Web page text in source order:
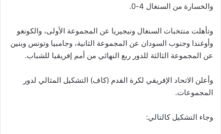
والخسارة من السنغال 4-0.
وتأهلت منتخبات السنغال ونيجيريا عن المجموعة الأولى، والكونغو
وأوغندا وجنوب السودان عن المجموعة الثانية، وجامبيا وتونس وبنين
عن المجموعة الثالثة للدور ربع النهائي من أمم إفريقيا للشباب.
وأعلن الاتحاد الإفريقي لكرة القدم (كاف) التشكيل المثالي لدور
المجموعات.
وجاء التشكيل كالتالي: